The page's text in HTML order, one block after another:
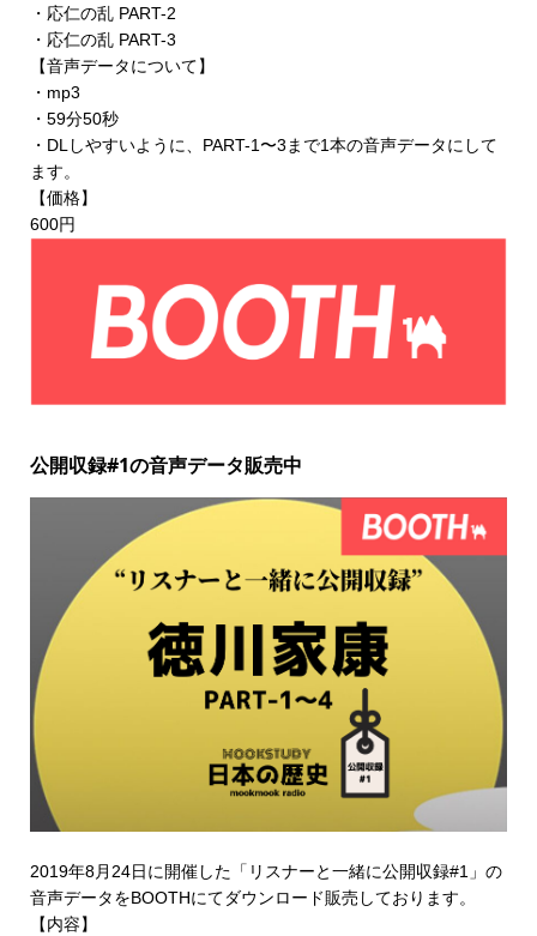
・応仁の乱 PART-2
・応仁の乱 PART-3
【音声データについて】
・mp3
・59分50秒
・DLしやすいように、PART-1〜3まで1本の音声データにして
ます。
【価格】
600円
公開収録#1の音声データ販売中
2019年8月24日に開催した「リスナーと一緒に公開収録#1」の
音声データをBOOTHにてダウンロード販売 しております。
【内容】